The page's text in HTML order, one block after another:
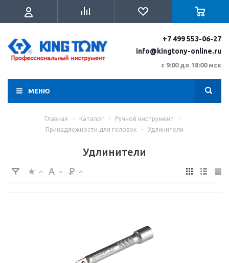
+7 499 553-06-27
info@kingtony-online.ru
с 9:00 до 18:00 мск
МЕНЮ
Главная - Каталог - Ручной инструмент
-
Принадлежности для головок
- Удлинители
Удлинители